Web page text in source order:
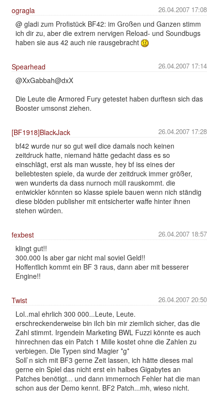
26.04.2007 17:08
ogragla
@ gladi zum Profistück BF42: im Großen und Ganzen stimm
ich dir zu, aber die extrem nervigen Reload- und Soundbugs
haben sie aus 42 auch nie rausgebracht
26.04.2007 17:14
Spearhead
@XxGabbah@dxX
Die Leute die Armored Fury getestet haben durftesn sich das
Booster umsonst ziehen.
26.04.2007 17:28
[BF1918]BlackJack
bf42 wurde nur so gut weil dice damals noch keinen
zeitdruck hatte, niemand hätte gedacht dass es so
einschlägt, erst als man wusste, hey bf iss eines der
beliebtesten spiele, da wurde der zeitdruck immer größer,
wen wunderts da dass nurnoch müll rauskommt. die
entwickler könnten so klasse spiele bauen wenn nich ständig
diese blöden publisher mit entsicherter waffe hinter ihnen
stehen würden.
26.04.2007 18:57
fexbest
klingt gut!!
300.000 Is aber gar nicht mal soviel Geld!!
Hoffentlich kommt ein BF 3 raus, dann aber mit besserer
Engine!!
26.04.2007 20:50
Twist
Lol..mal ehrlich 300 000...Leute, Leute.
erschreckenderweise bin iIch bin mir ziemlich sicher, das die
Zahl stimmt. Irgendein Marketing BWL Fuzzi könnte es auch
hinrechnen das ein Patch 1 Mille kostet ohne die Zahlen zu
verbiegen. Die Typen sind Magier *g*
Soll`n sich mit BF3 gerne Zeit lassen, ich hätte dieses mal
gerne ein Spiel das nicht erst ein halbes Gigabytes an
Patches benötigt... und dann immernoch Fehler hat die man
schon aus der Demo kennt. BF2 Patch...mh, wieso nicht.